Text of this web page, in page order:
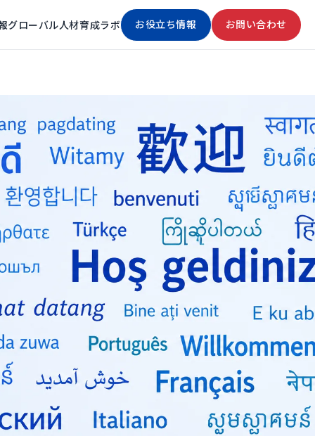
グローバル人材育成ラボ お役立ち情報 お問い合わせ